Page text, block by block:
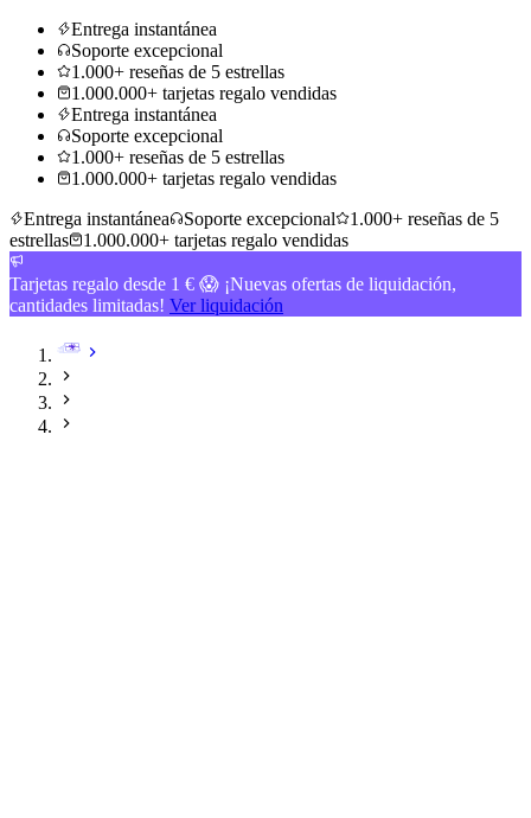
Entrega instantánea
Soporte excepcional
1.000+ reseñas de 5 estrellas
1.000.000+ tarjetas regalo vendidas
Entrega instantánea
Soporte excepcional
1.000+ reseñas de 5 estrellas
1.000.000+ tarjetas regalo vendidas
Entrega instantánea
Soporte excepcional
1.000+ reseñas de 5
estrellas
1.000.000+ tarjetas regalo vendidas
Tarjetas regalo desde 1 € 😱 ¡Nuevas ofertas de liquidación,
cantidades limitadas! Ver liquidación